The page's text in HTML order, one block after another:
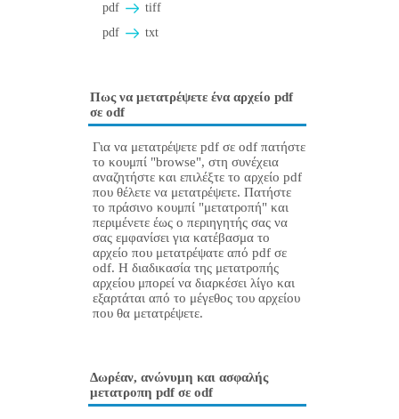
pdf
tiff
pdf
txt
Πως να μετατρέψετε ένα αρχείο pdf
σε odf
Για να μετατρέψετε pdf σε odf πατήστε
το κουμπί "browse", στη συνέχεια
αναζητήστε και επιλέξτε το αρχείο pdf
που θέλετε να μετατρέψετε. Πατήστε
το πράσινο κουμπί "μετατροπή" και
περιμένετε έως ο περιηγητής σας να
σας εμφανίσει για κατέβασμα το
αρχείο που μετατρέψατε από pdf σε
odf. Η διαδικασία της μετατροπής
αρχείου μπορεί να διαρκέσει λίγο και
εξαρτάται από το μέγεθος του αρχείου
που θα μετατρέψετε.
Δωρέαν, ανώνυμη και ασφαλής
μετατροπη pdf σε odf